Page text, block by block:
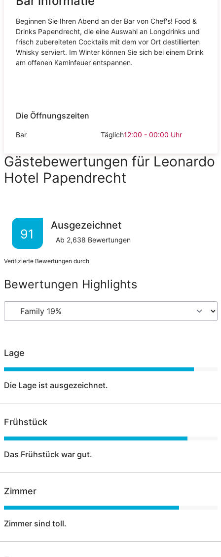
Beginnen Sie Ihren Abend an der Bar von Chef's! Food &
Drinks Papendrecht, die eine Auswahl an Longdrinks und
frisch zubereiteten Cocktails mit dem vor Ort destillierten
Whisky serviert. Im Winter können Sie sich bei einem Drink
am offenen Kaminfeuer entspannen.
Die Öffnungszeiten
Bar Täglich12:00 - 00:00 Uhr
Gästebewertungen für Leonardo
Hotel Papendrecht
91
Ausgezeichnet
Ab 2,638 Bewertungen
Verifizierte Bewertungen durch
Bewertungen Highlights
Lage
Die Lage ist ausgezeichnet.
Frühstück
Das Frühstück war gut.
Zimmer
Zimmer sind toll.